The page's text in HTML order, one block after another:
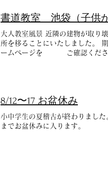
書道教室 池袋（子供
大人教室風景 近隣の建物が取り
所を移ることにいたしました
ームページを ご確認くだ
8/12〜17 お盆休み
小中学生の夏稽古が終わりまし
までお盆休みに入ります。